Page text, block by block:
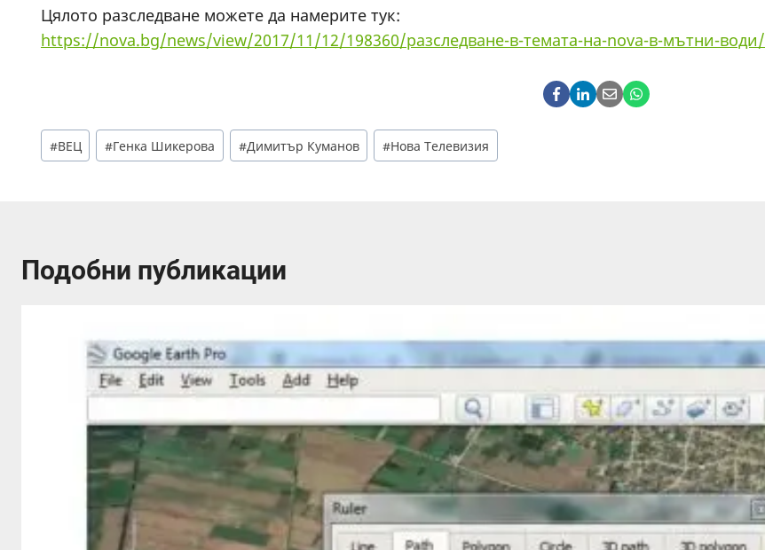
Цялото разследване можете да намерите тук:
https://nova.bg/news/view/2017/11/12/198360/разследване-в-темата-на-nova-в-мътни-води/
Post
Tags:
#ВЕЦ #Генка Шикерова #Димитър Куманов #Нова Телевизия
Подобни публикации